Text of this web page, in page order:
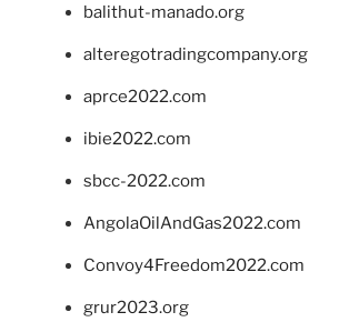
balithut-manado.org
alteregotradingcompany.org
aprce2022.com
ibie2022.com
sbcc-2022.com
AngolaOilAndGas2022.com
Convoy4Freedom2022.com
grur2023.org